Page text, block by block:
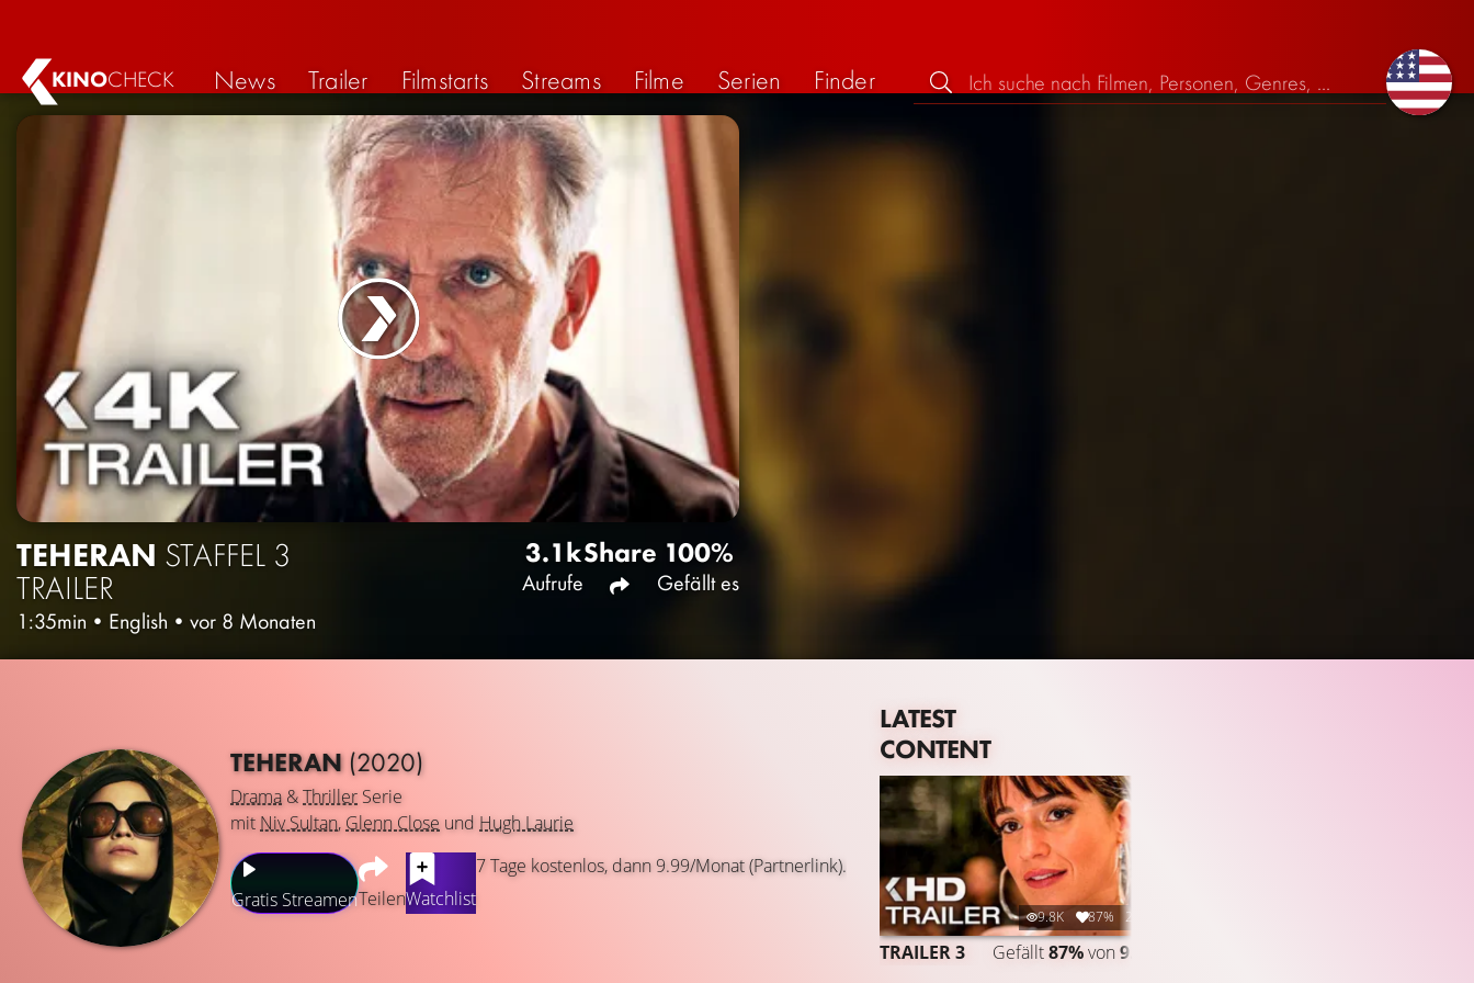
KINOCHECK News Trailer Filmstarts Streams Filme Serien Finder
TEHERAN STAFFEL 3
TRAILER
1:35min • English • vor 8 Monaten
3.1k
Aufrufe
Share 100%
Gefällt es
TEHERAN(2020)
Drama&Thriller Serie
mit Niv Sultan, Glenn Close und Hugh Laurie
Gratis StreamenTeilenWatchlist
7 Tage kostenlos, dann 9.99/Monat (Partnerlink).
LATEST
CONTENT
9.8K 87% 2:20
TRAILER 3 Gefällt87%von9.801